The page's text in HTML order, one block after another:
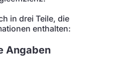
in drei Teile, die
enthalten:
Angaben